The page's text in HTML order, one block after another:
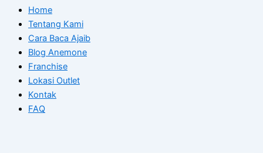
Home
Tentang Kami
Cara Baca Ajaib
Blog Anemone
Franchise
Lokasi Outlet
Kontak
FAQ